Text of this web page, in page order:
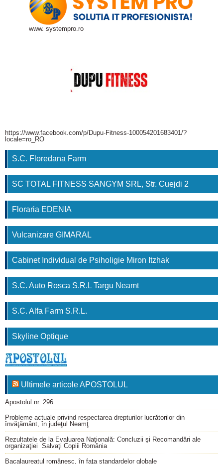
www. systempro.ro
https://www.facebook.com/p/Dupu-Fitness-100054201683401/?
locale=ro_RO
S.C. Floredana Farm
SC TOTAL FITNESS SANGYM SRL, Str. Cuejdi 2
Floraria EDENIA
Vulcanizare GIMARAL
Cabinet Individual de Psiholigie Miron Itzhak
S.C. Auto Rosca S.R.L Targu Neamt
S.C. Alfa Farm S.R.L.
Skyline Optique
Ultimele articole APOSTOLUL
Apostolul nr. 296
Probleme actuale privind respectarea drepturilor lucrătorilor din
învăţământ, în judeţul Neamţ
Rezultatele de la Evaluarea Naţională: Concluzii şi Recomandări ale
organizaţiei Salvaţi Copiii România
Bacalaureatul românesc, în faţa standardelor globale